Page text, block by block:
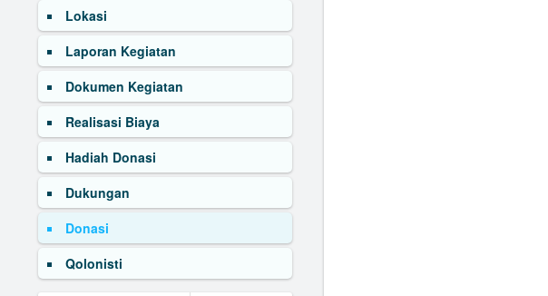
Lokasi
Laporan Kegiatan
Dokumen Kegiatan
Realisasi Biaya
Hadiah Donasi
Dukungan
Donasi
Qolonisti